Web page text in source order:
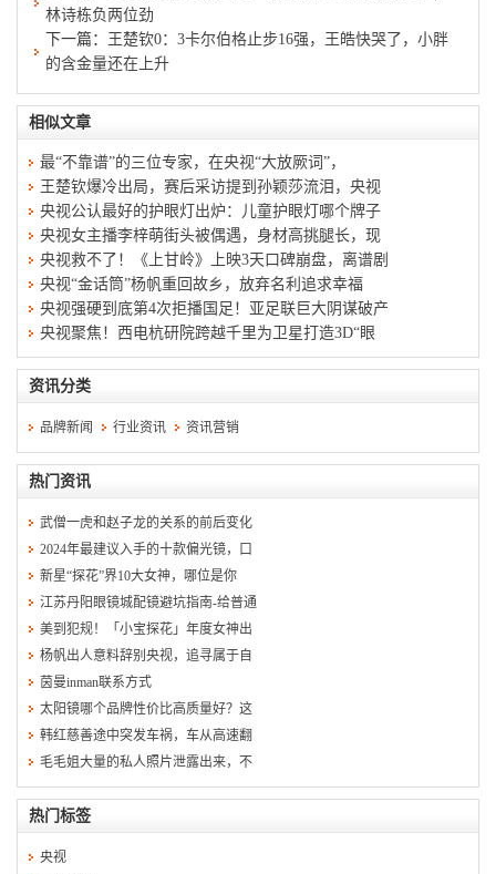
林诗栋负两位劲
下一篇：
王楚钦0：3卡尔伯格止步16强，王皓快哭了，小胖
的含金量还在上升
相似文章
最“不靠谱”的三位专家，在央视“大放厥词”，
王楚钦爆冷出局，赛后采访提到孙颖莎流泪，央视
央视公认最好的护眼灯出炉：儿童护眼灯哪个牌子
央视女主播李梓萌街头被偶遇，身材高挑腿长，现
央视救不了！《上甘岭》上映3天口碑崩盘，离谱剧
央视“金话筒”杨帆重回故乡，放弃名利追求幸福
央视强硬到底第4次拒播国足！亚足联巨大阴谋破产
央视聚焦！西电杭研院跨越千里为卫星打造3D“眼
资讯分类
品牌新闻 行业资讯 资讯营销
热门资讯
武僧一虎和赵子龙的关系的前后变化
2024年最建议入手的十款偏光镜，口
新星“探花”界10大女神，哪位是你
江苏丹阳眼镜城配镜避坑指南-给普通
美到犯规！「小宝探花」年度女神出
杨帆出人意料辞别央视，追寻属于自
茵曼inman联系方式
太阳镜哪个品牌性价比高质量好？这
韩红慈善途中突发车祸，车从高速翻
毛毛姐大量的私人照片泄露出来，不
热门标签
央视